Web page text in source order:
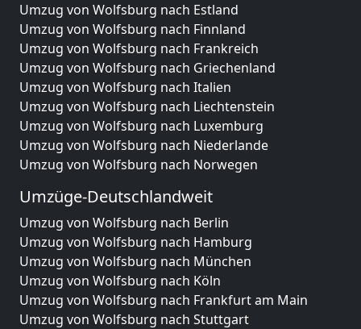
Umzug von Wolfsburg nach Estland
Umzug von Wolfsburg nach Finnland
Umzug von Wolfsburg nach Frankreich
Umzug von Wolfsburg nach Griechenland
Umzug von Wolfsburg nach Italien
Umzug von Wolfsburg nach Liechtenstein
Umzug von Wolfsburg nach Luxemburg
Umzug von Wolfsburg nach Niederlande
Umzug von Wolfsburg nach Norwegen
Umzüge-Deutschlandweit
Umzug von Wolfsburg nach Berlin
Umzug von Wolfsburg nach Hamburg
Umzug von Wolfsburg nach München
Umzug von Wolfsburg nach Köln
Umzug von Wolfsburg nach Frankfurt am Main
Umzug von Wolfsburg nach Stuttgart